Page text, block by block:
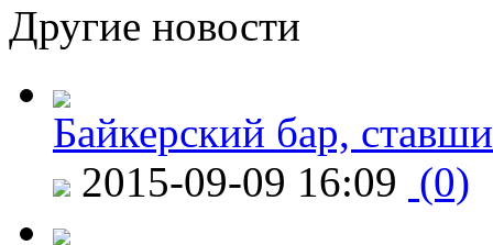
Другие новости
Байкерский бар,
2015-09-09 16:09 (0)